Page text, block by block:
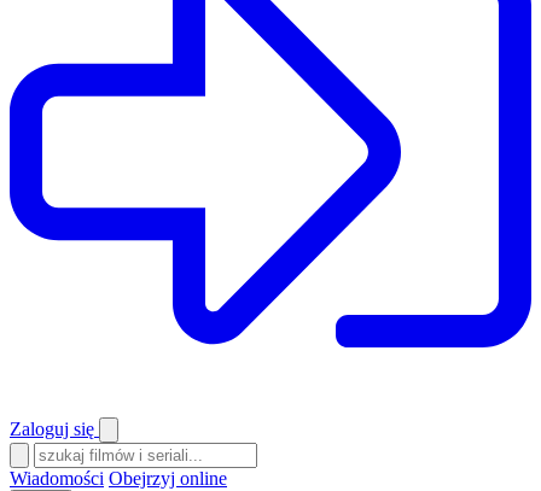
Zaloguj się
Wiadomości Obejrzyj online